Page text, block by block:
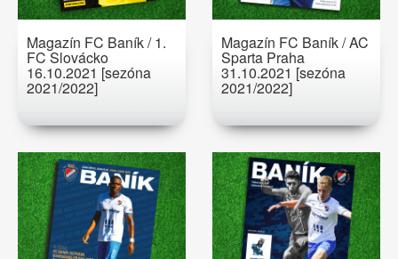
Magazín FC Baník / 1.
FC Slovácko
16.10.2021 [sezóna
2021/2022]
Magazín FC Baník / AC
Sparta Praha
31.10.2021 [sezóna
2021/2022]